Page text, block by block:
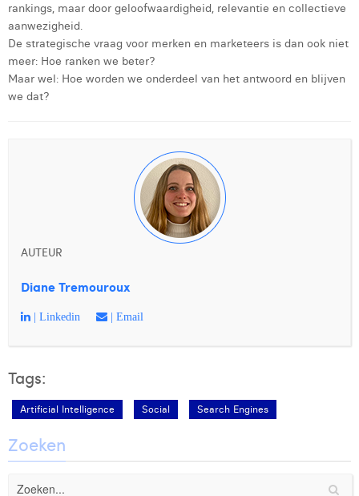
rankings, maar door geloofwaardigheid, relevantie en collectieve
aanwezigheid.
De strategische vraag voor merken en marketeers is dan ook niet
meer: Hoe ranken we beter?
Maar wel: Hoe worden we onderdeel van het antwoord en blijven
we dat?
AUTEUR
Diane Tremouroux
| Linkedin | Email
Tags:
Artificial Intelligence Social Search Engines
Zoeken